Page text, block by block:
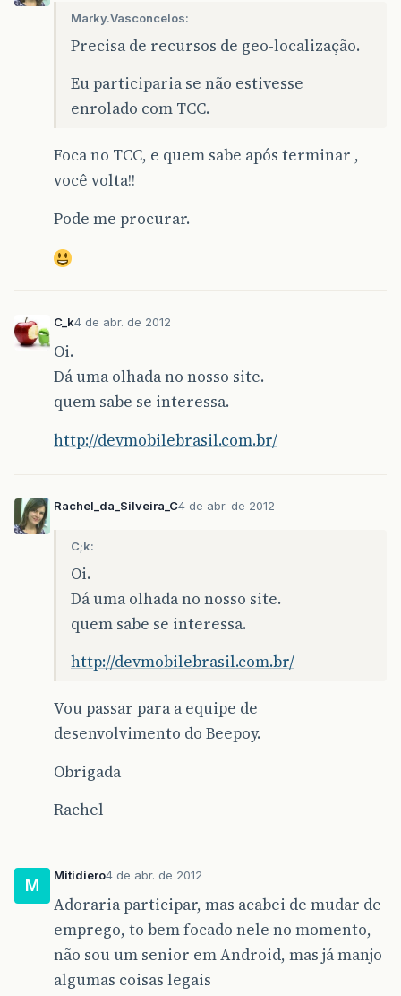
Marky.Vasconcelos:
Precisa de recursos de geo-localização.
Eu participaria se não estivesse
enrolado com TCC.
Foca no TCC, e quem sabe após terminar ,
você volta!!
Pode me procurar.
C_k4 de abr. de 2012
Oi.
Dá uma olhada no nosso site.
quem sabe se interessa.
http://devmobilebrasil.com.br/
Rachel_da_Silveira_C4 de abr. de 2012
C;k:
Oi.
Dá uma olhada no nosso site.
quem sabe se interessa.
http://devmobilebrasil.com.br/
Vou passar para a equipe de
desenvolvimento do Beepoy.
Obrigada
Rachel
M
Mitidiero4 de abr. de 2012
Adoraria participar, mas acabei de mudar de
emprego, to bem focado nele no momento,
não sou um senior em Android, mas já manjo
algumas coisas legais